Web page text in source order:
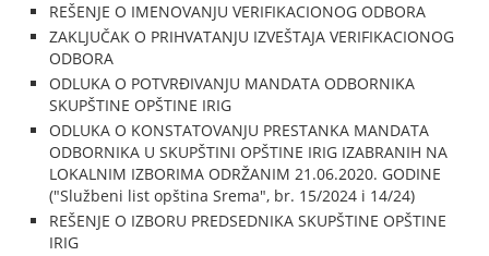
REŠENJE O IMENOVANJU VERIFIKACIONOG ODBORA
ZAKLJUČAK O PRIHVATANJU IZVEŠTAJA VERIFIKACIONOG
ODBORA
ODLUKA O POTVRĐIVANJU MANDATA ODBORNIKA
SKUPŠTINE OPŠTINE IRIG
ODLUKA O KONSTATOVANJU PRESTANKA MANDATA
ODBORNIKA U SKUPŠTINI OPŠTINE IRIG IZABRANIH NA
LOKALNIM IZBORIMA ODRŽANIM 21.06.2020. GODINE
("Službeni list opština Srema", br. 15/2024 i 14/24)
REŠENJE O IZBORU PREDSEDNIKA SKUPŠTINE OPŠTINE
IRIG